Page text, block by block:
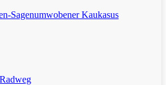
Sagenumwobener Kaukasus